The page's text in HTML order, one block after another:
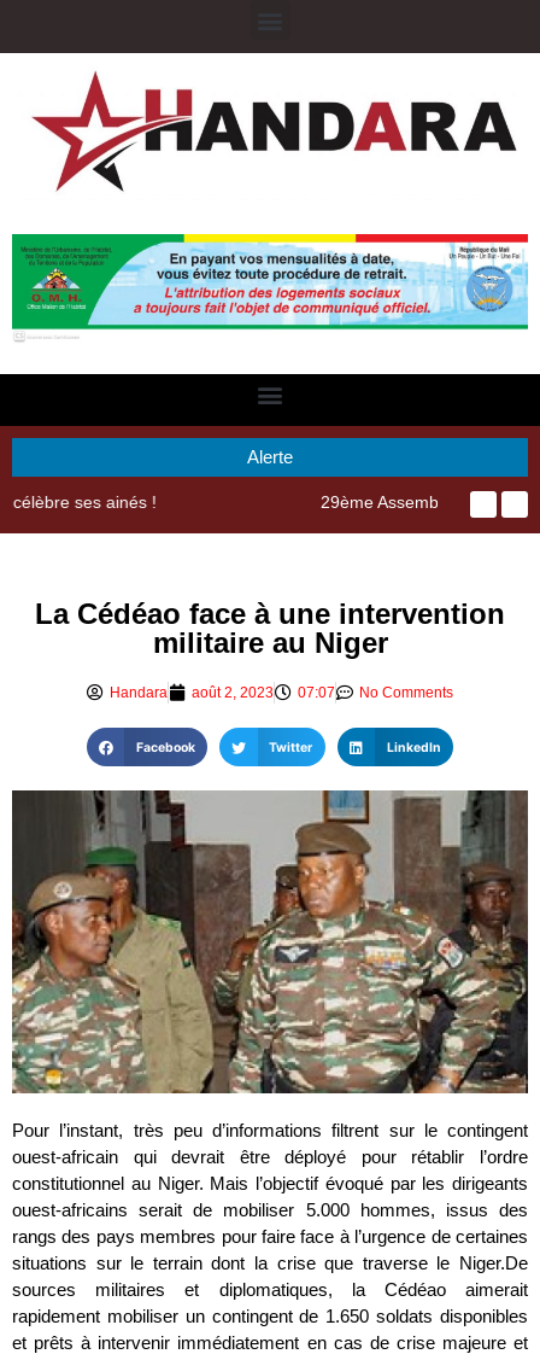
Alerte
29ème Assemblée Générale Ordinaire de l’Union Nyèsigiso : L’encours total des dépôts des membres passé de 18 milliards en 2024 à 21 milliards en 2025
La Cédéao face à une intervention
militaire au Niger
Handara août 2, 2023 07:07 No Comments
Facebook Twitter LinkedIn
Pour l’instant, très peu d’informations filtrent sur le contingent
ouest-africain qui devrait être déployé pour rétablir l’ordre
constitutionnel au Niger. Mais l’objectif évoqué par les dirigeants
ouest-africains serait de mobiliser 5.000 hommes, issus des
rangs des pays membres pour faire face à l’urgence de certaines
situations sur le terrain dont la crise que traverse le Niger.De
sources militaires et diplomatiques, la Cédéao aimerait
rapidement mobiliser un contingent de 1.650 soldats disponibles
et prêts à intervenir immédiatement en cas de crise majeure et